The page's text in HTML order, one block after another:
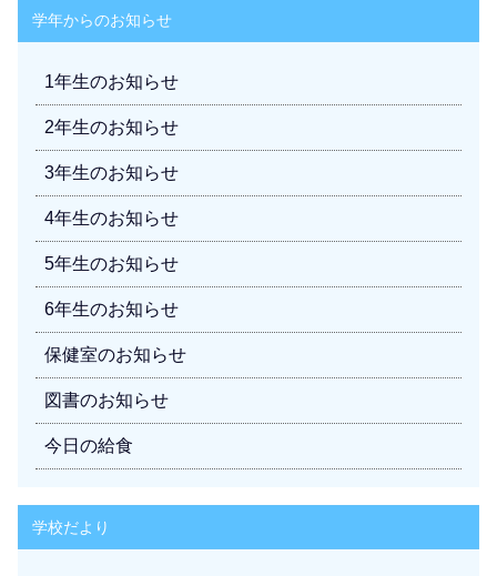
学年からのお知らせ
1年生のお知らせ
2年生のお知らせ
3年生のお知らせ
4年生のお知らせ
5年生のお知らせ
6年生のお知らせ
保健室のお知らせ
図書のお知らせ
今日の給食
学校だより